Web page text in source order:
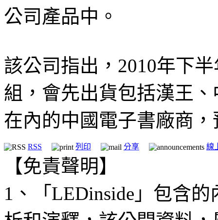
公司產品中。
該公司指出，2010年下
組，會先出貨包括漢王
在內的中國電子書廠商
RSS 列印 分享 線
【免責聲明】
1、「LEDinside」包含